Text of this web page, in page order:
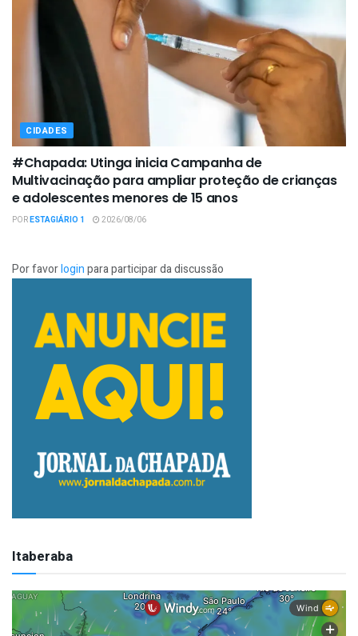
CIDADES
#Chapada: Utinga inicia Campanha de
Multivacinação para ampliar proteção de crianças
e adolescentes menores de 15 anos
PORESTAGIÁRIO 1 2026/08/06
Por favorloginpara participar da discussão
Itaberaba